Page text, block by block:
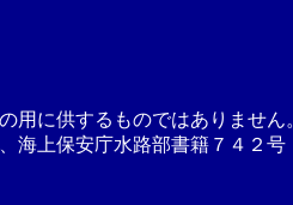
用に供するものではありませ
海上保安庁水路部書籍７４２